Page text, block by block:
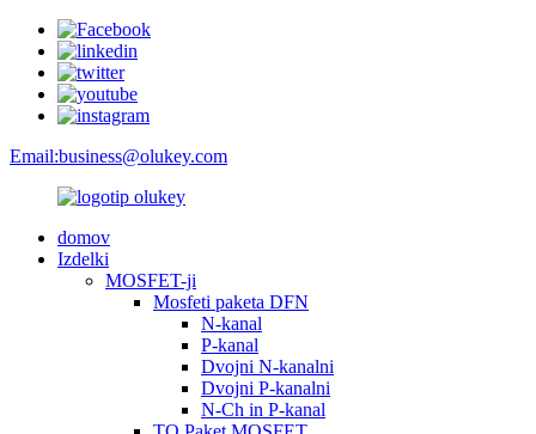
Email:business@olukey.com
domov
Izdelki
MOSFET-ji
Mosfeti paketa DFN
N-kanal
P-kanal
Dvojni N-kanalni
Dvojni P-kanalni
N-Ch in P-kanal